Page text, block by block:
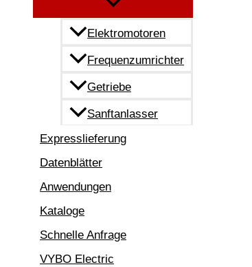
Elektromotoren
Frequenzumrichter
Getriebe
Sanftanlasser
Expresslieferung
Datenblätter
Anwendungen
Kataloge
Schnelle Anfrage
VYBO Electric